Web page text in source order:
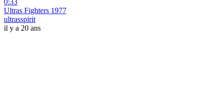
0:33
Ultras Fighters 1977
ultrasspirit
il y a 20 ans